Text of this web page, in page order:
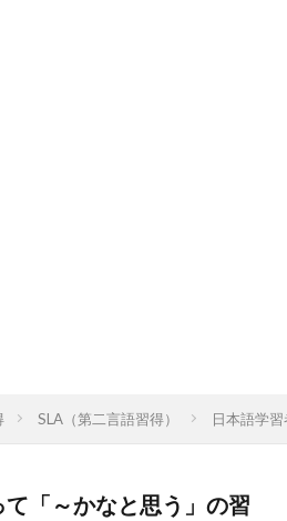
SLA（第二言語習得） 日本語学
「～かなと思う」の習